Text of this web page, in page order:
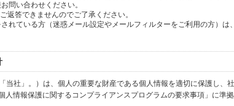
問い合わせください。
返答できませんのでご了承ください。
れている方（迷惑メール設定やメールフィルターをご利用の方）
当社」。）は、個人の重要な財産である個人情報を適切に保護し、
人情報保護に関するコンプライアンスプログラムの要求事項」に準